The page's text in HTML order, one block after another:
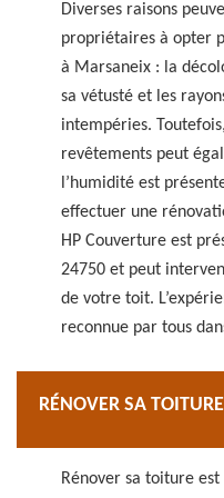
Diverses raisons
propriétaires à opter
à Marsaneix : la
sa vétusté et les
intempéries.
revêtements peut
l’humidité est
effectuer une
HP Couverture est
24750 et peut
de votre toit.
reconnue par tous
RÉNOVER SA TOITURE
Rénover sa toiture